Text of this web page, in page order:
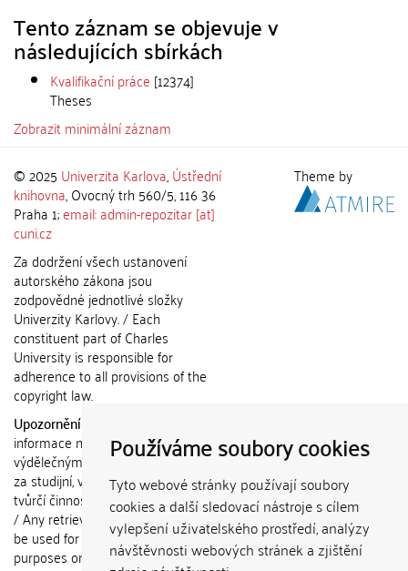
Používáme soubory cookies
Tyto webové stránky používají soubory
cookies a další sledovací nástroje s cílem
vylepšení uživatelského prostředí, analýzy
návštěvnosti webových stránek a zjištění
Tento záznam se objevuje v
následujících sbírkách
Kvalifikační práce [12374]
Theses
Zobrazit minimální záznam
© 2025 Univerzita Karlova,Ústřední
knihovna, Ovocný trh 560/5, 116 36
Praha 1;email: admin-repozitar [at]
cuni.cz
Za dodržení všech ustanovení
autorského zákona jsou
zodpovědné jednotlivé složky
Univerzity Karlovy. / Each
constituent part of Charles
University is responsible for
adherence to all provisions of the
copyright law.
Upozornění / Notice:
informace nemohou být použity k
výdělečným účelům nebo vydávány
za studijní, vědeckou nebo jinou
tvůrčí činnost jiné osoby než autora.
/ Any retrieved information shall not
be used for any commercial
purposes or claimed as results of
Theme by